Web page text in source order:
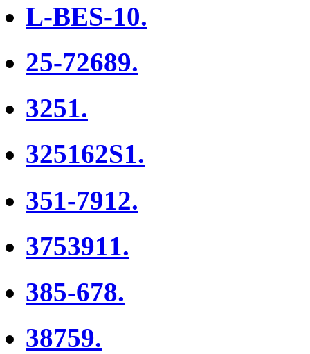
L-BES-10.
25-72689.
3251.
325162S1.
351-7912.
3753911.
385-678.
38759.